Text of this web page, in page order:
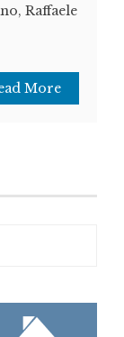
Raffaele
More